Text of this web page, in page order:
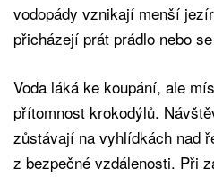
vodopády vznikají menší
přicházejí prát prádlo nebo
Voda láká ke koupání, ale
přítomnost krokodýlů.
zůstávají na vyhlídkách nad
z bezpečné vzdálenosti. Při